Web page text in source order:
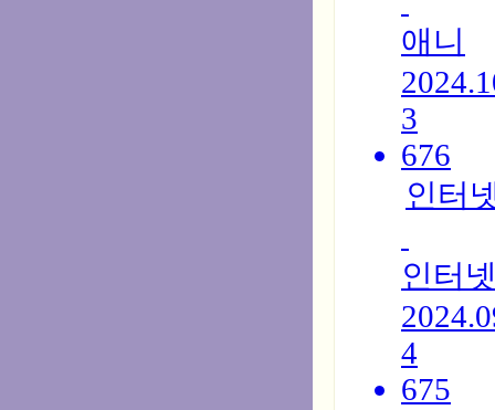
애니
3
676
인터
인터
4
675